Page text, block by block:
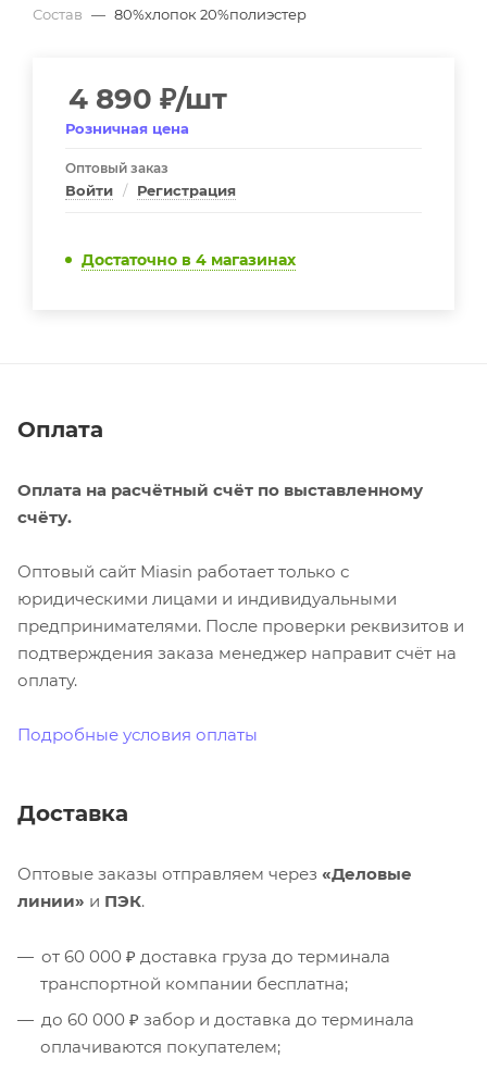
Состав — 80%хлопок 20%полиэстер
4 890 ₽/шт
Розничная цена
Оптовый заказ
Войти / Регистрация
Достаточно в 4 магазинах
Оплата
Оплата на расчётный счёт по выставленному
счёту.
Оптовый сайт Miasin работает только с
юридическими лицами и индивидуальными
предпринимателями. После проверки реквизитов и
подтверждения заказа менеджер направит счёт на
оплату.
Подробные условия оплаты
Доставка
Оптовые заказы отправляем через «Деловые
линии» и ПЭК.
от 60 000 ₽ доставка груза до терминала
транспортной компании бесплатна;
до 60 000 ₽ забор и доставка до терминала
оплачиваются покупателем;